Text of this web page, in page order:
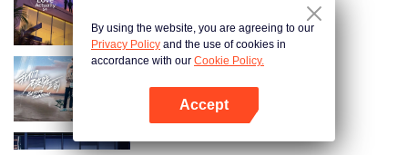
我们，破晓之前
By using the website, you are agreeing to our
Privacy Policy and the use of cookies in
accordance with our Cookie Policy.
Accept